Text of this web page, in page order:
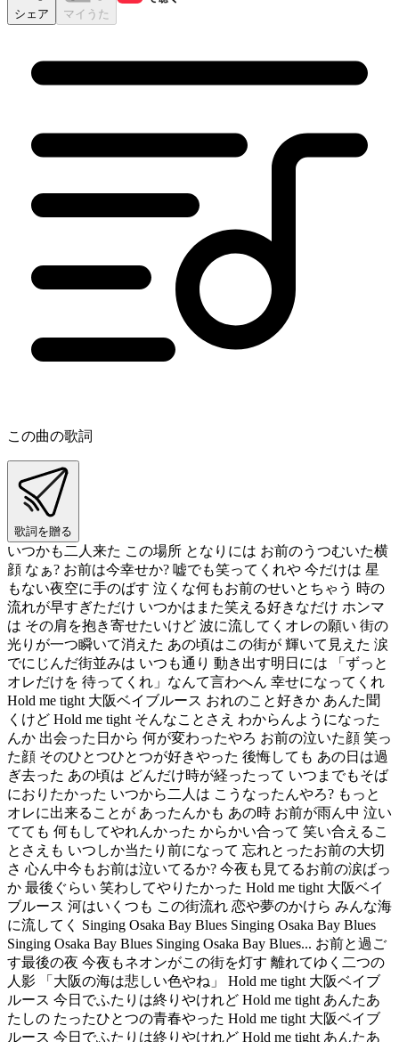
シェア マイうた
この曲の歌詞
歌詞を贈る
いつかも二人来た この場所 となりには お前のうつむいた横
顔 なぁ? お前は今幸せか? 嘘でも笑ってくれや 今だけは 星
もない夜空に手のばす 泣くな何もお前のせいとちゃう 時の
流れが早すぎただけ いつかはまた笑える好きなだけ ホンマ
は その肩を抱き寄せたいけど 波に流してくオレの願い 街の
光りが一つ瞬いて消えた あの頃はこの街が 輝いて見えた 涙
でにじんだ街並みは いつも通り 動き出す明日には 「ずっと
オレだけを 待ってくれ」なんて言わへん 幸せになってくれ
Hold me tight 大阪ベイブルース おれのこと好きか あんた聞
くけど Hold me tight そんなことさえ わからんようになった
んか 出会った日から 何が変わったやろ お前の泣いた顔 笑っ
た顔 そのひとつひとつが好きやった 後悔しても あの日は過
ぎ去った あの頃は どんだけ時が経ったって いつまでもそば
におりたかった いつから二人は こうなったんやろ? もっと
オレに出来ることが あったんかも あの時 お前が雨ん中 泣い
てても 何もしてやれんかった からかい合って 笑い合えるこ
とさえも いつしか当たり前になって 忘れとったお前の大切
さ 心ん中今もお前は泣いてるか? 今夜も見てるお前の涙ばっ
か 最後ぐらい 笑わしてやりたかった Hold me tight 大阪ベイ
ブルース 河はいくつも この街流れ 恋や夢のかけら みんな海
に流してく Singing Osaka Bay Blues Singing Osaka Bay Blues
Singing Osaka Bay Blues Singing Osaka Bay Blues... お前と過ご
す最後の夜 今夜もネオンがこの街を灯す 離れてゆく二つの
人影 「大阪の海は悲しい色やね」 Hold me tight 大阪ベイブ
ルース 今日でふたりは終りやけれど Hold me tight あんたあ
たしの たったひとつの青春やった Hold me tight 大阪ベイブ
ルース 今日でふたりは終りやけれど Hold me tight あんたあ